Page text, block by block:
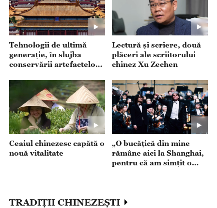
Tehnologii de ultimă
generație, în slujba
conservării artefactelor
Lectură și scriere, două
plăceri ale scriitorului
chinez Xu Zechen
Ceaiul chinezesc capătă o
nouă vitalitate
„O bucățică din mine
rămâne aici la Shanghai,
pentru că am simțit o
specială” - Dialog cu
TRADIȚII CHINEZEȘTI